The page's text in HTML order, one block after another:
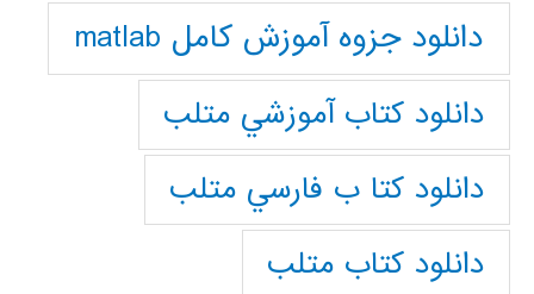
دانلود جزوه آموزش کامل matlab
دانلود كتاب آموزشي متلب
دانلود كتا ب فارسي متلب
دانلود كتاب متلب